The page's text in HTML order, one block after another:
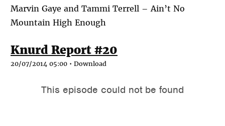
Marvin Gaye and Tammi Terrell – Ain’t No
Mountain High Enough
Knurd Report #20
20/07/2014 05:00 • Download